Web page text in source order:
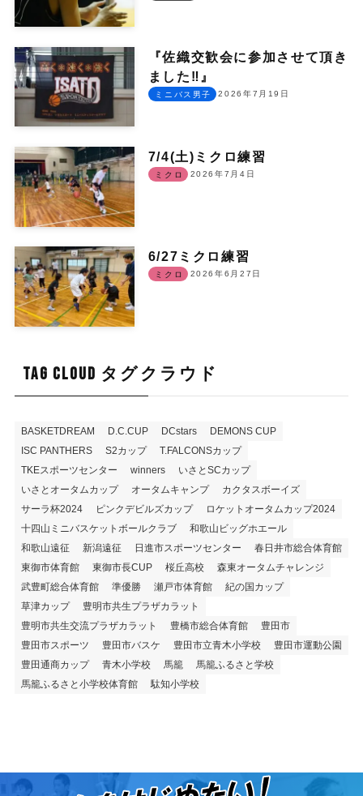
『佐織交歓会に参加させて頂き
ました‼︎』
2026年7月19日
ミニバス男子
7/4(土)ミクロ練習
2026年7月4日
ミクロ
6/27ミクロ練習
2026年6月27日
ミクロ
TAG CLOUD タグクラウド
BASKETDREAM D.C.CUP DCstars
DEMONS CUP
ISC PANTHERS
S2カップ
T.FALCONSカップ
TKEスポーツセンター
winners
いさとSCカップ
いさとオータムカップ
オータムキャンプ
カクタスボーイズ
サーラ杯2024
ピンクデビルズカップ
ロケットオータムカップ2024
十四山ミニバスケットボールクラブ
和歌山ビッグホエール
和歌山遠征
新潟遠征 日進市スポーツセンター
春日井市総合体育館
東御市体育館
東御市長CUP 桜丘高校
森東オータムチャレンジ
武豊町総合体育館
準優勝 瀬戸市体育館
紀の国カップ
草津カップ
豊明市共生プラザカラット
豊明市共生交流プラザカラット
豊橋市総合体育館
豊田市
豊田市スポーツ
豊田市バスケ 豊田市立青木小学校
豊田市運動公園
豊田通商カップ
青木小学校 馬籠
馬籠ふるさと学校
馬籠ふるさと小学校体育館
駄知小学校